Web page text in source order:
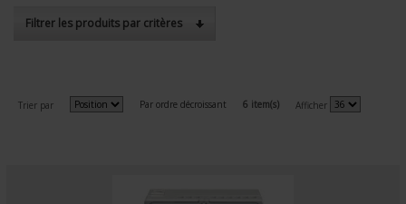
Filtrer les produits par critères
Trier par Par ordre décroissant 6 item(s) Afficher